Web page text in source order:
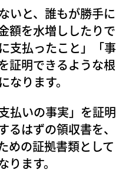
いと、誰もが勝手に
額を水増ししたりで
支払ったこと」「事
証明できるような根
ります。
払いの事実」を証明
るはずの領収書を、
めの証拠書類として
ります。